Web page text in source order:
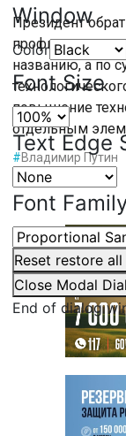
Window
Color
Font Size
Text Edge
Font
Reset restore
Close Modal
End of dialog
Президент
профильные
названию, а по
повышение
отдельным
#Владимир Путин